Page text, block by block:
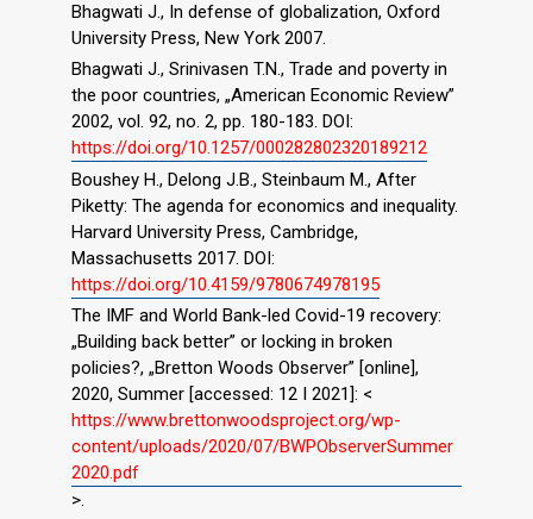
Bhagwati J., In defense of globalization, Oxford
University Press, New York 2007.
Bhagwati J., Srinivasen T.N., Trade and poverty in
the poor countries, „American Economic Review”
2002, vol. 92, no. 2, pp. 180-183. DOI:
https://doi.org/10.1257/000282802320189212
Boushey H., Delong J.B., Steinbaum M., After
Piketty: The agenda for economics and inequality.
Harvard University Press, Cambridge,
Massachusetts 2017. DOI:
https://doi.org/10.4159/9780674978195
The IMF and World Bank-led Covid-19 recovery:
„Building back better” or locking in broken
policies?, „Bretton Woods Observer” [online],
2020, Summer [accessed: 12 I 2021]: <
https://www.brettonwoodsproject.org/wp-
content/uploads/2020/07/BWPObserverSummer
2020.pdf
>.